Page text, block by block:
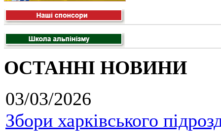
ОСТАННІ НОВИНИ
03/03/2026
Збори харківського